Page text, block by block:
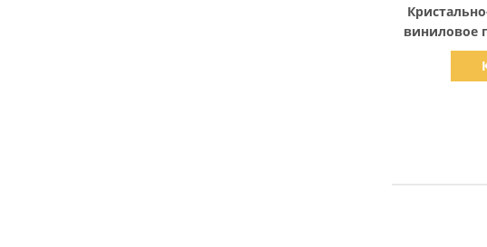
виниловое
мм